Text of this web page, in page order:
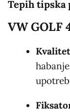
Tepih tipska
VW GOLF